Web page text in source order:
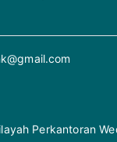
Perkantoran